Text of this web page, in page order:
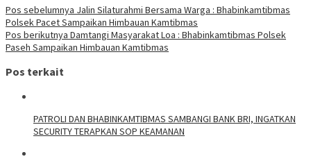
Pos sebelumnya Jalin Silaturahmi Bersama Warga : Bhabinkamtibmas
Polsek Pacet Sampaikan Himbauan Kamtibmas
Pos berikutnya Damtangi Masyarakat Loa : Bhabinkamtibmas Polsek
Paseh Sampaikan Himbauan Kamtibmas
Pos terkait
‎PATROLI DAN BHABINKAMTIBMAS SAMBANGI BANK BRI, INGATKAN
SECURITY TERAPKAN SOP KEAMANAN